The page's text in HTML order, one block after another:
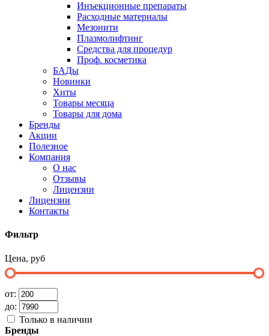
Инъекционные препараты
Расходные материалы
Мезонити
Плазмолифтинг
Средства для процедур
Проф. косметика
БАДы
Новинки
Хиты
Товары месяца
Товары для дома
Бренды
Акции
Полезное
Компания
О нас
Отзывы
Лицензии
Лицензии
Контакты
Фильтр
Цена, руб
от:
до:
Только в наличии
Бренды